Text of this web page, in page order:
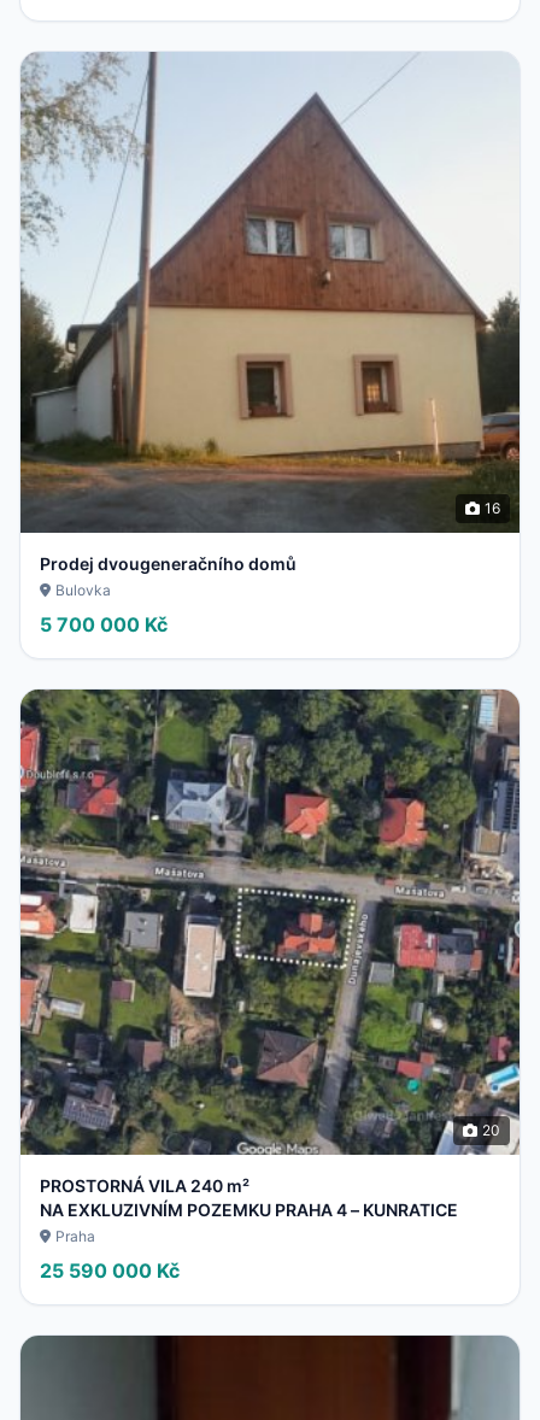
16
Prodej dvougeneračního domů
Bulovka
5 700 000 Kč
20
PROSTORNÁ VILA 240 m²
NA EXKLUZIVNÍM POZEMKU PRAHA 4 – KUNRATICE
Praha
25 590 000 Kč